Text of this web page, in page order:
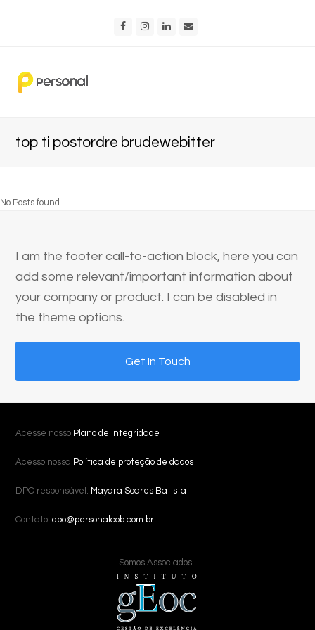
FacebookInstagram
LinkedIn
top ti postordre brudewebitter
No Posts found.
I am the footer call-to-action block, here you can
add some relevant/important information about
your company or product. I can be disabled in
the theme options.
Get In Touch
Acesse nosso Plano de integridade
Acesso nossa Política de proteção de dados
DPO responsável: Mayara Soares Batista
Contato:dpo@personalcob.com.br
Somos Associados: